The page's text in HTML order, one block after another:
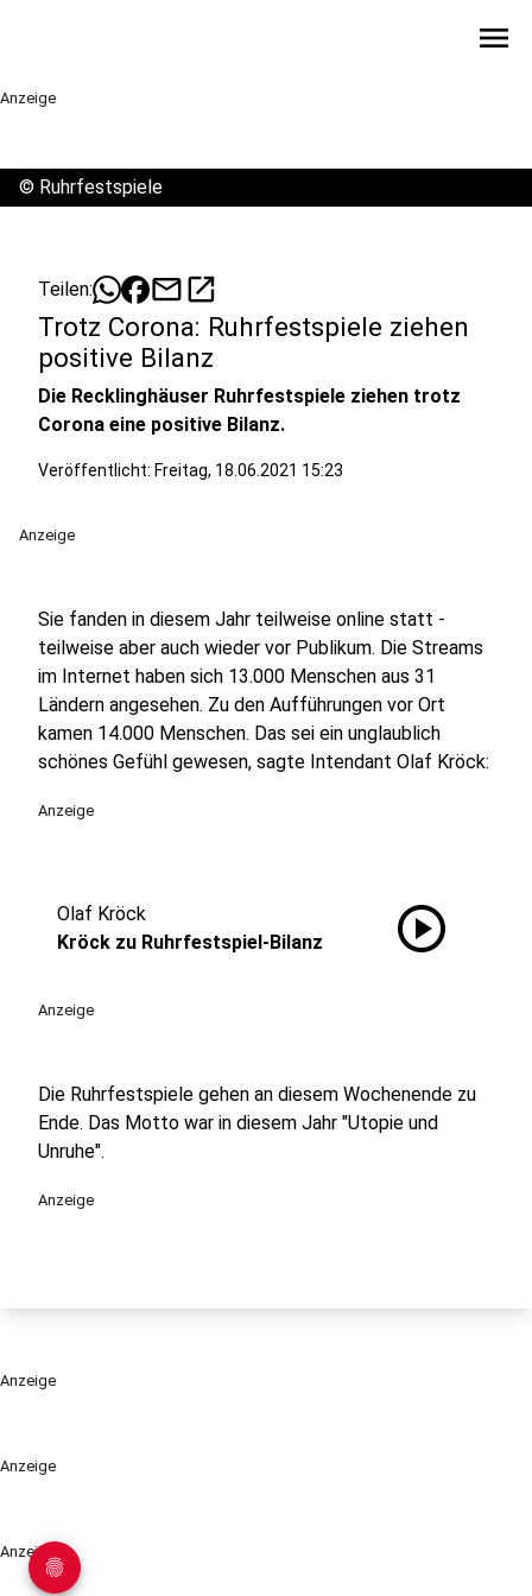
menu
Anzeige
Anzeige
Anzeige
© Ruhrfestspiele
Teilen: mailopen_in_new
Trotz Corona: Ruhrfestspiele ziehen
positive Bilanz
Die Recklinghäuser Ruhrfestspiele ziehen trotz
Corona eine positive Bilanz.
Veröffentlicht: Freitag, 18.06.2021 15:23
Anzeige
Sie fanden in diesem Jahr teilweise online statt -
teilweise aber auch wieder vor Publikum. Die Streams
im Internet haben sich 13.000 Menschen aus 31
Ländern angesehen. Zu den Aufführungen vor Ort
kamen 14.000 Menschen. Das sei ein unglaublich
schönes Gefühl gewesen, sagte Intendant Olaf Kröck:
Anzeige
Olaf Kröck
Kröck zu Ruhrfestspiel-Bilanz
play_circle
Anzeige
Die Ruhrfestspiele gehen an diesem Wochenende zu
Ende. Das Motto war in diesem Jahr "Utopie und
Unruhe".
Anzeige
Anzeige